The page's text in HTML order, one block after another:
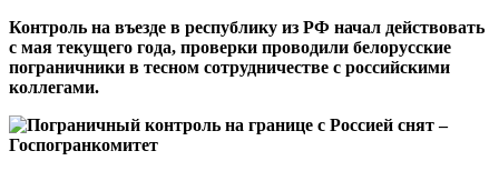
Контроль на въезде в республику из РФ начал действовать
с мая текущего года, проверки проводили белорусские
пограничники в тесном сотрудничестве с российскими
коллегами.